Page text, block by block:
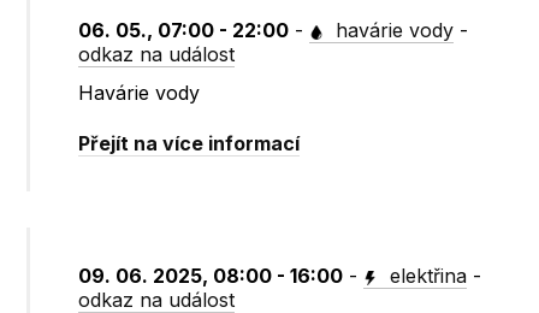
06. 05., 07:00 - 22:00 - havárie vody -
odkaz na událost
Havárie vody
Přejít na více informací
09. 06. 2025, 08:00 - 16:00 - elektřina -
odkaz na událost